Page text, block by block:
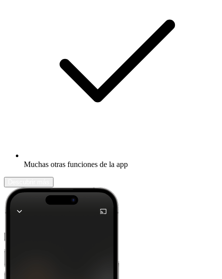
Muchas otras funciones de la app